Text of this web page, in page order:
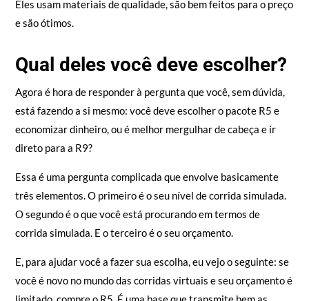
tecnicamente, você não possa comprar a R5 sozinha.
e são ótimos.
Qual deles você deve escolher?
Agora é hora de responder à pergunta que você, sem dúvida,
está fazendo a si mesmo: você deve escolher o pacote R5 e
direto para a R9?
Essa é uma pergunta complicada que envolve basicamente
três elementos. O primeiro é o seu nível de corrida simulada.
corrida simulada. E o terceiro é o seu orçamento.
E, para ajudar você a fazer sua escolha, eu vejo o seguinte: se